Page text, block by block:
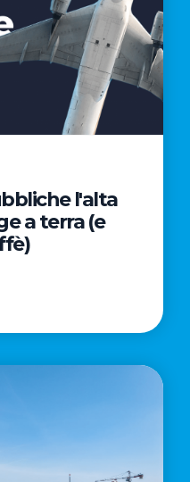
l'alta
a terra (e